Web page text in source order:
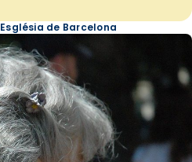
Església de Barcelona